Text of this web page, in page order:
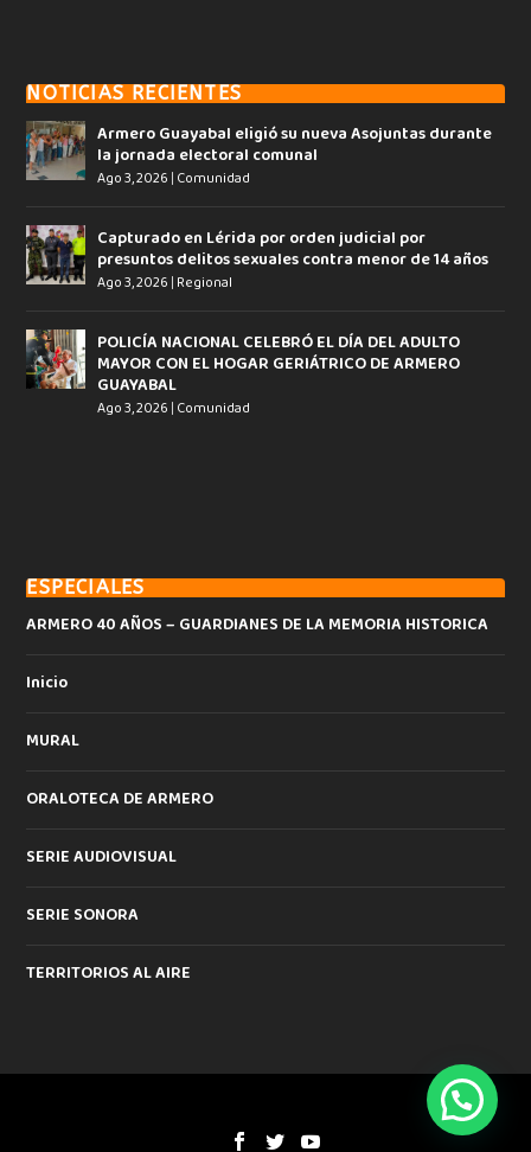
NOTICIAS RECIENTES
Armero Guayabal eligió su nueva Asojuntas durante
la jornada electoral comunal
Ago 3, 2026 | Comunidad
Capturado en Lérida por orden judicial por
presuntos delitos sexuales contra menor de 14 años
Ago 3, 2026 | Regional
POLICÍA NACIONAL CELEBRÓ EL DÍA DEL ADULTO
MAYOR CON EL HOGAR GERIÁTRICO DE ARMERO
GUAYABAL
Ago 3, 2026 | Comunidad
ESPECIALES
ARMERO 40 AÑOS – GUARDIANES DE LA MEMORIA HISTORICA
Inicio
MURAL
ORALOTECA DE ARMERO
SERIE AUDIOVISUAL
SERIE SONORA
TERRITORIOS AL AIRE
WordPress